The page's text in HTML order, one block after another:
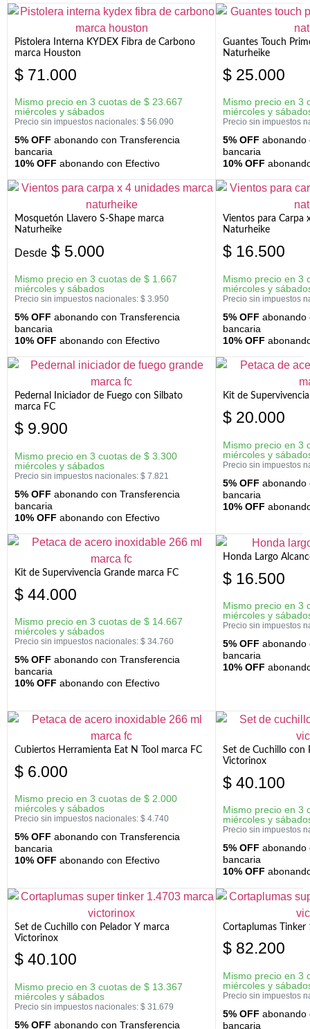
Pistolera Interna KYDEX Fibra de Carbono
marca Houston
$ 71.000
Mismo precio en 3 cuotas de $ 23.667
miércoles y sábados
Precio sin impuestos nacionales: $ 56.090
5% OFF abonando con Transferencia
bancaria
10% OFF abonando con Efectivo
Guantes Touch
Naturheike
$ 25.000
Mismo precio en 3
miércoles y
Precio sin impuestos
5% OFF abonando
bancaria
10% OFF
Mosquetón Llavero S-Shape marca
Naturheike
Desde $ 5.000
Mismo precio en 3 cuotas de $ 1.667
miércoles y sábados
Precio sin impuestos nacionales: $ 3.950
5% OFF abonando con Transferencia
bancaria
10% OFF abonando con Efectivo
Vientos para Carpa
Naturheike
$ 16.500
Mismo precio en 3
miércoles y
Precio sin impuestos
5% OFF abonando
bancaria
10% OFF
Pedernal Iniciador de Fuego con Silbato
marca FC
$ 9.900
Mismo precio en 3 cuotas de $ 3.300
miércoles y sábados
Precio sin impuestos nacionales: $ 7.821
5% OFF abonando con Transferencia
bancaria
10% OFF abonando con Efectivo
Kit de
$ 20.000
Mismo precio en 3
miércoles y
Precio sin impuestos
5% OFF abonando
bancaria
10% OFF
Kit de Supervivencia Grande marca FC
$ 44.000
Mismo precio en 3 cuotas de $ 14.667
miércoles y sábados
Precio sin impuestos nacionales: $ 34.760
5% OFF abonando con Transferencia
bancaria
10% OFF abonando con Efectivo
Honda Largo
$ 16.500
Mismo precio en 3
miércoles y
Precio sin impuestos
5% OFF abonando
bancaria
10% OFF
Cubiertos Herramienta Eat N Tool marca FC
$ 6.000
Mismo precio en 3 cuotas de $ 2.000
miércoles y sábados
Precio sin impuestos nacionales: $ 4.740
5% OFF abonando con Transferencia
bancaria
10% OFF abonando con Efectivo
Set de Cuchillo con
Victorinox
$ 40.100
Mismo precio en 3
miércoles y
Precio sin impuestos
5% OFF abonando
bancaria
10% OFF
Set de Cuchillo con Pelador Y marca
Victorinox
$ 40.100
Mismo precio en 3 cuotas de $ 13.367
miércoles y sábados
Precio sin impuestos nacionales: $ 31.679
5% OFF abonando con Transferencia
Cortaplumas
$ 82.200
Mismo precio en 3
miércoles y
Precio sin impuestos
5% OFF abonando
bancaria